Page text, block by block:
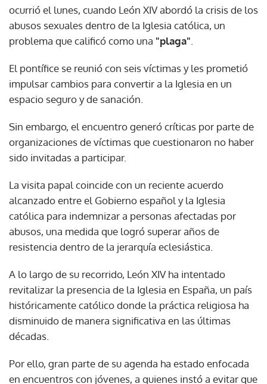
ocurrió el lunes, cuando León XIV abordó la crisis de los
abusos sexuales dentro de la Iglesia católica, un
problema que calificó como una "plaga"
El pontífice se reunió con seis víctimas y les prometió
impulsar cambios para convertir a la Iglesia en un
espacio seguro y de sanación.
Sin embargo, el encuentro generó críticas por parte de
organizaciones de víctimas que cuestionaron no haber
sido invitadas a participar.
La visita papal coincide con un reciente acuerdo
alcanzado entre el Gobierno español y la Iglesia
católica para indemnizar a personas afectadas por
abusos, una medida que logró superar años de
resistencia dentro de la jerarquía eclesiástica.
A lo largo de su recorrido, León XIV ha intentado
revitalizar la presencia de la Iglesia en España, un país
históricamente católico donde la práctica religiosa ha
disminuido de manera significativa en las últimas
décadas.
Por ello, gran parte de su agenda ha estado enfocada
en encuentros con jóvenes, a quienes instó a evitar que